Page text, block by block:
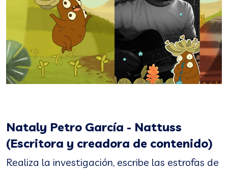
Nataly Petro García - Nattuss
(Escritora y creadora de contenido)
Realiza la investigación, escribe las estrofas de